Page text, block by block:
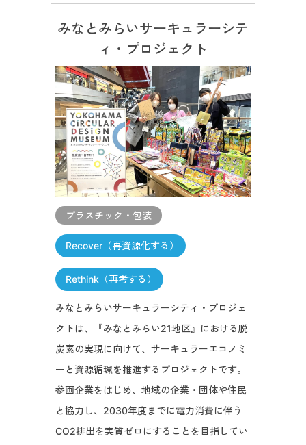
みなとみらいサーキュラーシテ
ィ・プロジェクト
プラスチック・包装
Recover（再資源化する）
Rethink（再考する）
みなとみらいサーキュラーシティ・プロジェ
クトは、『みなとみらい21地区』における脱
炭素の実現に向けて、サーキュラーエコノミ
ーと資源循環を推進するプロジェクトです。
参画企業をはじめ、地域の企業・団体や住民
と協力し、2030年度までに電力消費に伴う
CO2排出を実質ゼロにすることを目指してい